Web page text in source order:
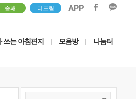
솔패 더드림
쓰는 아침편지 모음방 나눔터